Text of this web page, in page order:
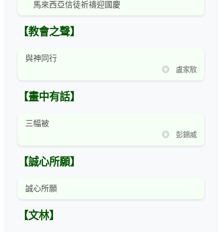
馬來西亞信徒祈禱迎國慶
【教會之聲】
與神同行
◎ 盧家駇
【畫中有話】
三幅被
◎ 彭錦威
【誠心所願】
誠心所願
【文林】